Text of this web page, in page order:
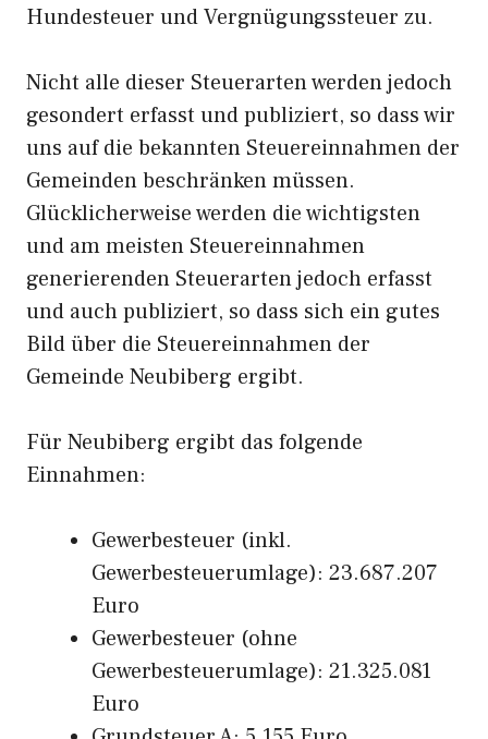
Hundesteuer und Vergnügungssteuer zu.
Nicht alle dieser Steuerarten werden jedoch
gesondert erfasst und publiziert, so dass wir
uns auf die bekannten Steuereinnahmen der
Gemeinden beschränken müssen.
Glücklicherweise werden die wichtigsten
und am meisten Steuereinnahmen
generierenden Steuerarten jedoch erfasst
und auch publiziert, so dass sich ein gutes
Bild über die Steuereinnahmen der
Gemeinde Neubiberg ergibt.
Für Neubiberg ergibt das folgende
Einnahmen:
Gewerbesteuer (inkl.
Gewerbesteuerumlage): 23.687.207
Euro
Gewerbesteuer (ohne
Gewerbesteuerumlage): 21.325.081
Euro